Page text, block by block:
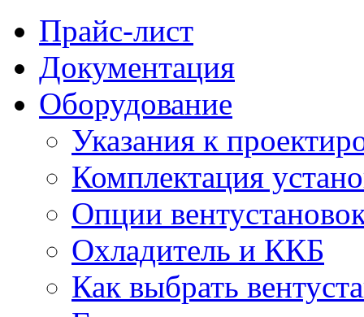
Прайс-лист
Документация
Оборудование
Указания к
Комплектация
Опции
Охладитель и ККБ
Как выбрать